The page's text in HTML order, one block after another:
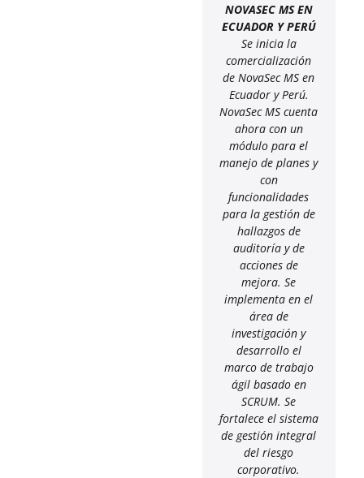
NOVASEC MS EN
ECUADOR Y PERÚ
Se inicia la
comercialización
de NovaSec MS en
Ecuador y Perú.
NovaSec MS cuenta
ahora con un
módulo para el
manejo de planes y
con
funcionalidades
para la gestión de
hallazgos de
auditoría y de
acciones de
mejora. Se
implementa en el
área de
investigación y
desarrollo el
marco de trabajo
ágil basado en
SCRUM. Se
fortalece el sistema
de gestión integral
del riesgo
corporativo.